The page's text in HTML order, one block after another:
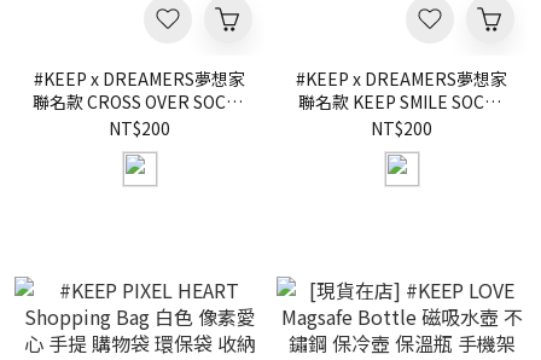
#KEEP x DREAMERS夢想家
聯名款 CROSS OVER SOCKS
夢想交織 長襪【24FW06-
WH】
NT$200
#KEEP x DREAMERS夢想家
聯名款 KEEP SMILE SOCKS
夢想微笑 長襪【24FW05-
BE】
NT$200